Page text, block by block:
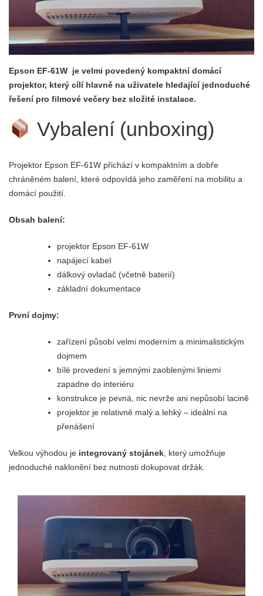
Epson EF-61W je velmi povedený kompaktní domácí
projektor, který cílí hlavně na uživatele hledající jednoduché
řešení pro filmové večery bez složité instalace.
Vybalení (unboxing)
Projektor Epson EF-61W přichází v kompaktním a dobře
chráněném balení, které odpovídá jeho zaměření na mobilitu a
domácí použití.
Obsah balení:
projektor Epson EF-61W
napájecí kabel
dálkový ovladač (včetně baterií)
základní dokumentace
První dojmy:
zařízení působí velmi moderním a minimalistickým
dojmem
bílé provedení s jemnými zaoblenými liniemi
zapadne do interiéru
konstrukce je pevná, nic nevrže ani nepůsobí lacině
projektor je relativně malý a lehký – ideální na
přenášení
Velkou výhodou je integrovaný stojánek, který umožňuje
jednoduché naklonění bez nutnosti dokupovat držák.